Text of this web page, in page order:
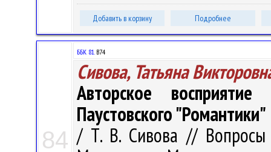
Добавить в корзину Подробнее
84
ББК 81.В74
Сивова, Татьяна
Авторское
Паустовского "Романтики"
/ Т. В. Сивова // Вопросы